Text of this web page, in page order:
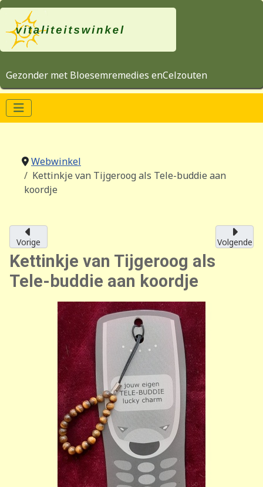
Gezonder met Bloesemremedies enCelzouten
Webwinkel
Kettinkje van Tijgeroog als Tele-buddie aan
koordje
Vorige Volgende
Kettinkje van Tijgeroog als
Tele-buddie aan koordje